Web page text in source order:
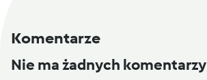
Komentarze
Nie ma żadnych komentarzy